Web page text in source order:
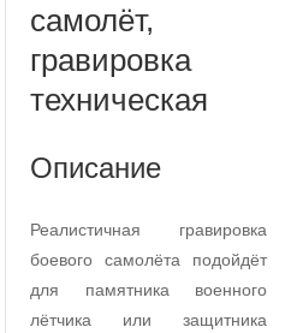
самолёт,
гравировка
техническая
Описание
Реалистичная гравировка
боевого самолёта подойдёт
для памятника военного
лётчика или защитника